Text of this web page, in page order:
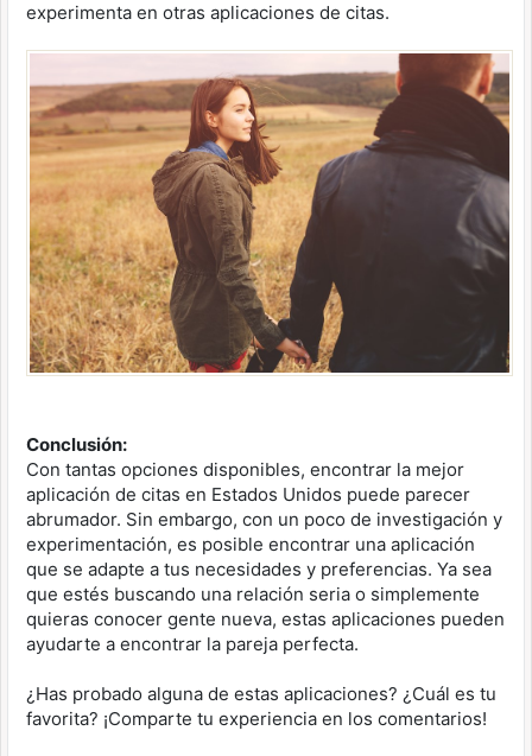
experimenta en otras aplicaciones de citas.
Conclusión:
Con tantas opciones disponibles, encontrar la mejor
aplicación de citas en Estados Unidos puede parecer
abrumador. Sin embargo, con un poco de investigación y
experimentación, es posible encontrar una aplicación
que se adapte a tus necesidades y preferencias. Ya sea
que estés buscando una relación seria o simplemente
quieras conocer gente nueva, estas aplicaciones pueden
ayudarte a encontrar la pareja perfecta.
¿Has probado alguna de estas aplicaciones? ¿Cuál es tu
favorita? ¡Comparte tu experiencia en los comentarios!